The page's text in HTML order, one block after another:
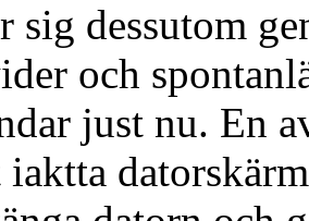
sig dessutom
och
just nu. En